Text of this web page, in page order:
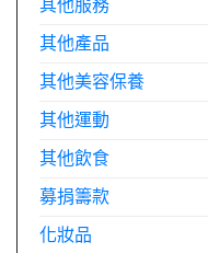
其他服務
其他產品
其他美容保養
其他運動
其他飲食
募捐籌款
化妝品